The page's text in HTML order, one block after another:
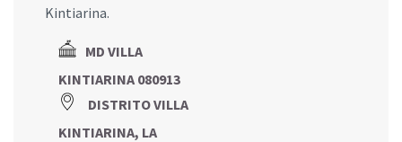
Kintiarina.
MD VILLA
KINTIARINA 080913
DISTRITO VILLA
KINTIARINA, LA